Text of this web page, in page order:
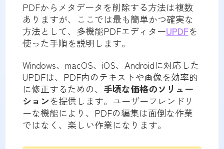
PDFからメタデータを削除する方法は複数
ありますが、ここでは最も簡単かつ確実な
方法として、多機能PDFエディターUPDFを
使った手順を説明します。
Windows、macOS、iOS、Androidに対応した
UPDFは、PDF内のテキストや画像を効率的
に修正するための、 手頃な価格のソリュー
ションを提供します。ユーザーフレンドリ
ーな機能により、PDFの編集は面倒な作業
ではなく、楽しい作業になります。